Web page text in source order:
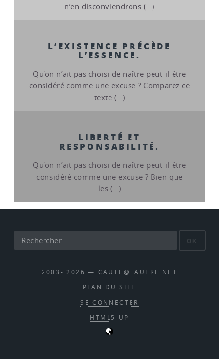
n’en disconviendrons (…)
L’EXISTENCE PRÉCÈDE
L’ESSENCE.
Qu’on n’ait pas choisi de naître peut-il être
considéré comme une excuse ? Comparez ce
texte (…)
LIBERTÉ ET
RESPONSABILITÉ.
Qu’on n’ait pas choisi de naître peut-il être
considéré comme une excuse ? Bien que
les (…)
OK
2003- 2026 — CAUTE@LAUTRE.NET
PLAN DU SITE
SE CONNECTER
HTML5 UP